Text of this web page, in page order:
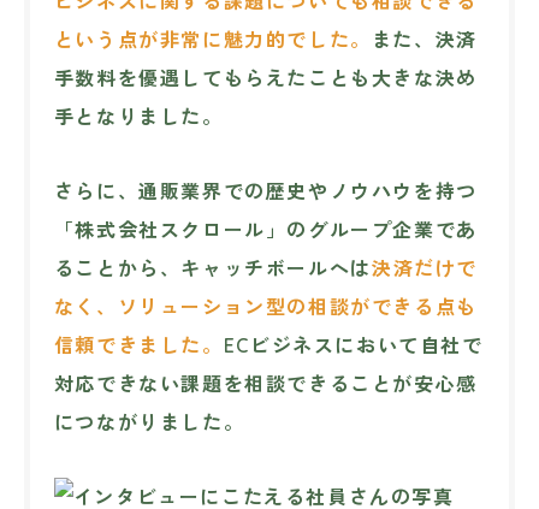
という点が非常に魅力的でした。
また、決済
手数料を優遇してもらえたことも大きな決め
手となりました。
さらに、通販業界での歴史やノウハウを持つ
「株式会社スクロール」のグループ企業であ
ることから、キャッチボールへは決済だけで
なく、ソリューション型の相談ができる点も
信頼できました。 ECビジネスにおいて自社で
対応できない課題を相談できることが安心感
につながりました。